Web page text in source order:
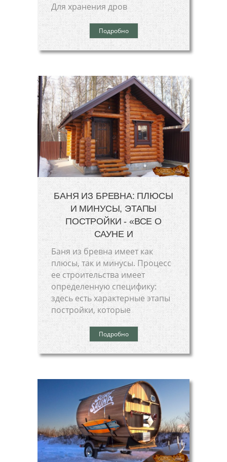
Для хранения дров
Подробно
БАНЯ ИЗ БРЕВНА: ПЛЮСЫ
И МИНУСЫ, ЭТАПЫ
ПОСТРОЙКИ - «ВСЕ О
САУНЕ И
Баня из бревна имеет как
плюсы, так и минусы. Процесс
ее строительства имеет
определенную специфику:
здесь есть характерные этапы
постройки, которые
Подробно